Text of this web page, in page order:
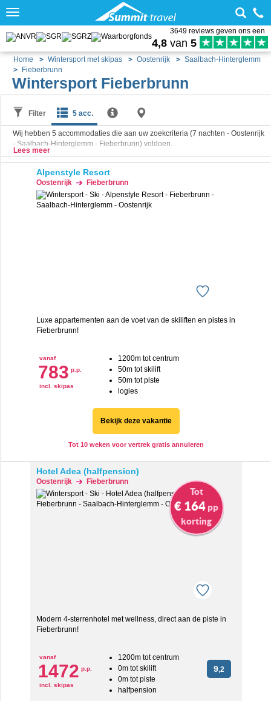
Toggle
3649 reviews geven ons een
4,8 van 5
Home Wintersport met skipas Oostenrijk
Saalbach-Hinterglemm
Fieberbrunn
Wintersport Fieberbrunn
Filter 5 acc.
Wij hebben 5 accommodaties die aan uw zoekcriteria (7 nachten - Oostenrijk
- Saalbach-Hinterglemm - Fieberbrunn) voldoen.
Lees meer
Alpenstyle Resort
Oostenrijk Fieberbrunn
Luxe appartementen aan de voet van de skiliften en pistes in
Fieberbrunn!
vanaf
783 p.p.
incl. skipas
1200m tot centrum
50m tot skilift
50m tot piste
logies
Bekijk deze vakantie
Tot 10 weken voor vertrek gratis annuleren
Hotel Adea (halfpension)
Oostenrijk Fieberbrunn
Tot
€ 164 pp
korting
Modern 4-sterrenhotel met wellness, direct aan de piste in
Fieberbrunn!
vanaf
1472 p.p.
incl. skipas
1200m tot centrum
0m tot skilift
0m tot piste
halfpension
9,2